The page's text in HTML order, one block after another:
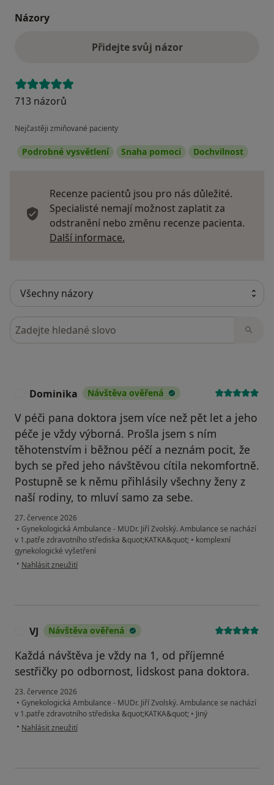
Názory
Přidejte svůj názor
713 názorů
Nejčastěji zmiňované pacienty
Podrobné vysvětlení Snaha pomoci Dochvilnost
Recenze pacientů jsou pro nás důležité.
Specialisté nemají možnost zaplatit za
odstranění nebo změnu recenze pacienta.
Další informace.
Hledejte v názorech
Dominika Návštěva ověřená
V péči pana doktora jsem více než pět let a jeho
péče je vždy výborná. Prošla jsem s ním
těhotenstvím i běžnou péčí a neznám pocit, že
bych se před jeho návštěvou cítila nekomfortně.
Postupně se k němu přihlásily všechny ženy z
naší rodiny, to mluví samo za sebe.
27. července 2026
• Gynekologická Ambulance - MUDr. Jiří Zvolský. Ambulance se nachází
v 1.patře zdravotního střediska &quot;KATKA&quot; • komplexní
gynekologické vyšetření
• podle názoru uživatele Dominika
Nahlásit zneužití
VJ Návštěva ověřená
Každá návštěva je vždy na 1, od příjemné
sestřičky po odbornost, lidskost pana doktora.
23. července 2026
• Gynekologická Ambulance - MUDr. Jiří Zvolský. Ambulance se nachází
v 1.patře zdravotního střediska &quot;KATKA&quot; • Jiný
• podle názoru uživatele VJ
Nahlásit zneužití